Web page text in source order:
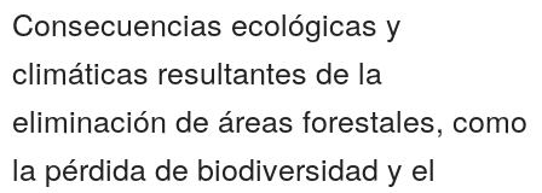
Consecuencias ecológicas y
climáticas resultantes de la
eliminación de áreas forestales, como
la pérdida de biodiversidad y el